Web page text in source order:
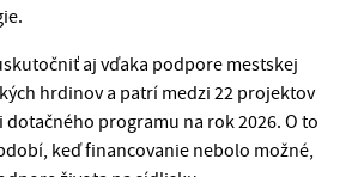
aj vďaka podpore mestskej
hrdinov a patrí medzi 22 projektov
programu na rok 2026. O to
keď financovanie nebolo možné,